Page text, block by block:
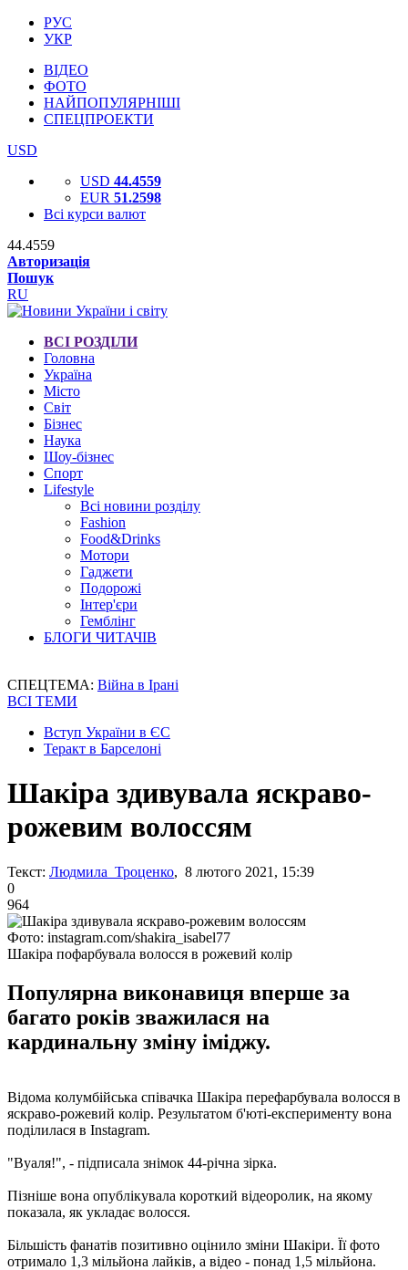
РУС
УКР
ВІДЕО
ФОТО
НАЙПОПУЛЯРНІШІ
СПЕЦПРОЕКТИ
USD
USD 44.4559
EUR 51.2598
Всі курси валют
44.4559
Авторизація
Пошук
RU
ВСІ РОЗДІЛИ
Головна
Україна
Місто
Світ
Бізнес
Наука
Шоу-бізнес
Спорт
Lifestyle
Всі новини розділу
Fashion
Food&Drinks
Мотори
Гаджети
Подорожі
Інтер'єри
Гемблінг
БЛОГИ ЧИТАЧІВ
СПЕЦТЕМА: Війна в Ірані
ВСІ ТЕМИ
Вступ України в ЄС
Теракт в Барселоні
Шакіра здивувала яскраво-
рожевим волоссям
Текст: Людмила Троценко, 8 лютого 2021, 15:39
0
964
Фото: instagram.com/shakira_isabel77
Шакіра пофарбувала волосся в рожевий колір
Популярна виконавиця вперше за
багато років зважилася на
кардинальну зміну іміджу.
Відома колумбійська співачка Шакіра перефарбувала волосся в
яскраво-рожевий колір. Результатом б'юті-експерименту вона
поділилася в Instagram.
"Вуаля!", - підписала знімок 44-річна зірка.
Пізніше вона опублікувала короткий відеоролик, на якому
показала, як укладає волосся.
Більшість фанатів позитивно оцінило зміни Шакіри. Її фото
отримало 1,3 мільйона лайків, а відео - понад 1,5 мільйона.